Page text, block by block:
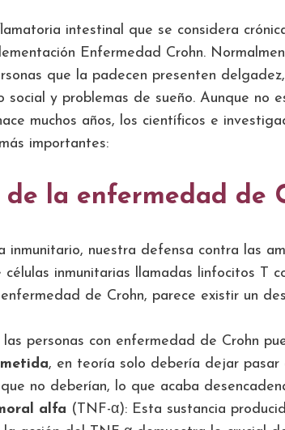
intestinal que se considera
Enfermedad Crohn.
que la padecen presenten
y problemas de sueño. Aunque no
muchos años, los científicos e
importantes:
de la enfermedad de
inmunitario, nuestra defensa contra las
inmunitarias llamadas linfocitos T
de Crohn, parece existir un
personas con enfermedad de Crohn
, en teoría solo debería dejar pasar
no deberían, lo que acaba
alfa (TNF-α): Esta sustancia